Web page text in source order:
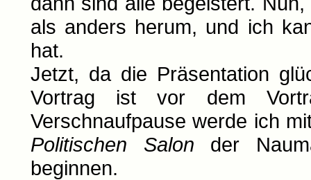
als anders herum, und ich
hat.
Jetzt, da die Präsentation
Vortrag ist vor dem
Verschnaufpause werde ich
Politischen Salon der
beginnen.